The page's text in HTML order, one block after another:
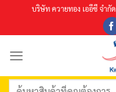
content
บริษัท ควายทอง เออีซี จำกัด
ค้นหา: